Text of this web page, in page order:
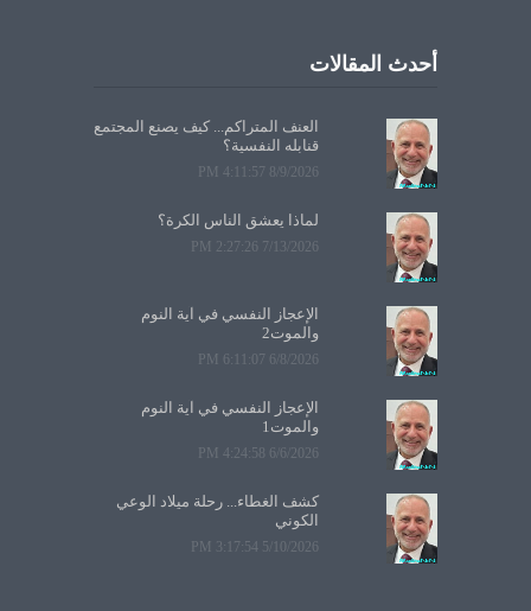
أحدث المقالات
العنف المتراكم... كيف يصنع المجتمع
قنابله النفسية؟
8/9/2026 4:11:57 PM
لماذا يعشق الناس الكرة؟
7/13/2026 2:27:26 PM
الإعجاز النفسي في آية النوم
والموت2
6/8/2026 6:11:07 PM
الإعجاز النفسي في آية النوم
والموت1
6/6/2026 4:24:58 PM
كشف الغطاء... رحلة ميلاد الوعي
الكوني
5/10/2026 3:17:54 PM